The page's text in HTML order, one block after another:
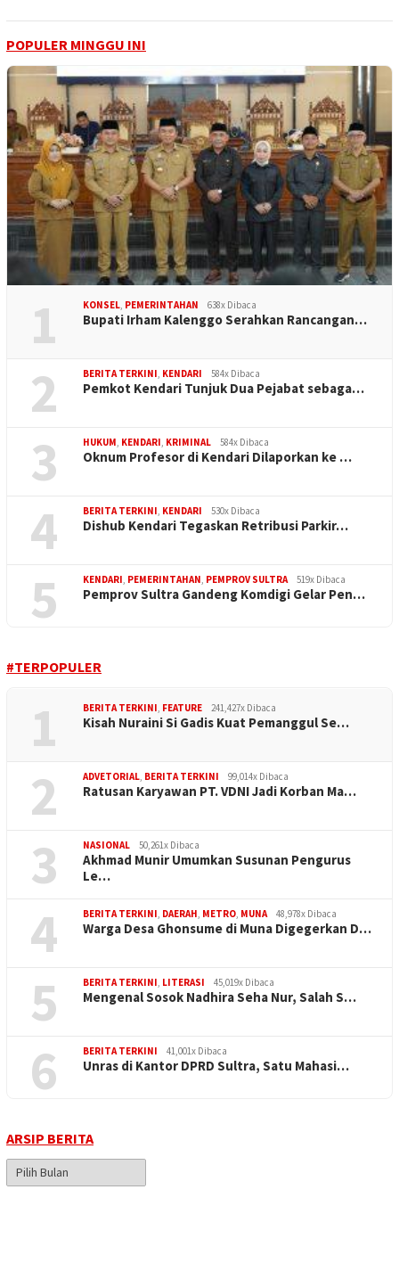
POPULER MINGGU INI
1 KONSEL, PEMERINTAHAN 638x Dibaca
Bupati Irham Kalenggo Serahkan Rancangan…
2 BERITA TERKINI, KENDARI 584x Dibaca
Pemkot Kendari Tunjuk Dua Pejabat sebaga…
3 HUKUM, KENDARI, KRIMINAL 584x Dibaca
Oknum Profesor di Kendari Dilaporkan ke …
4 BERITA TERKINI, KENDARI 530x Dibaca
Dishub Kendari Tegaskan Retribusi Parkir…
5 KENDARI, PEMERINTAHAN, PEMPROV SULTRA 519x Dibaca
Pemprov Sultra Gandeng Komdigi Gelar Pen…
#TERPOPULER
1 BERITA TERKINI, FEATURE 241,427x Dibaca
Kisah Nuraini Si Gadis Kuat Pemanggul Se…
2 ADVETORIAL, BERITA TERKINI 99,014x Dibaca
Ratusan Karyawan PT. VDNI Jadi Korban Ma…
3 NASIONAL 50,261x Dibaca
Akhmad Munir Umumkan Susunan Pengurus
Le…
4 BERITA TERKINI, DAERAH, METRO, MUNA 48,978x Dibaca
Warga Desa Ghonsume di Muna Digegerkan D…
5 BERITA TERKINI, LITERASI 45,019x Dibaca
Mengenal Sosok Nadhira Seha Nur, Salah S…
6 BERITA TERKINI 41,001x Dibaca
Unras di Kantor DPRD Sultra, Satu Mahasi…
ARSIP BERITA
Arsip
Berita